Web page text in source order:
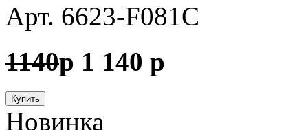
Арт. 6623-F081C
1140p 1 140 p
Купить
Новинка